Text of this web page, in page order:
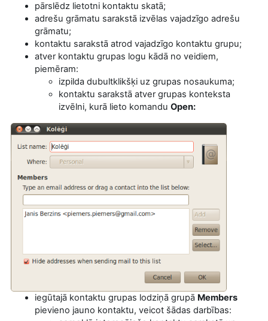
pārslēdz lietotni kontaktu skatā;
adrešu grāmatu sarakstā izvēlas vajadzīgo adrešu
grāmatu;
kontaktu sarakstā atrod vajadzīgo kontaktu grupu;
atver kontaktu grupas logu kādā no veidiem,
piemēram:
izpilda dubultklikšķi uz grupas nosaukuma;
kontaktu sarakstā atver grupas konteksta
izvēlni, kurā lieto komandu Open:
iegūtajā kontaktu grupas lodziņā grupā Members
pievieno jauno kontaktu, veicot šādas darbības: